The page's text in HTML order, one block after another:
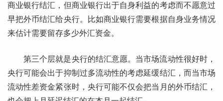
商业银行结汇，但商业银行出于自身利益的考虑而不愿意过
早把外币结汇给央行。比如商业银行需要根据自身业务情况
来估计需要留存多少外汇资金。
第三个层就是央行的结汇意愿。当市场流动性很好时，
央行可能会出于抑制过多流动性的考虑延缓结汇，而当市场
流动性差资金紧张时，央行可能不仅会把当月的外币结汇，